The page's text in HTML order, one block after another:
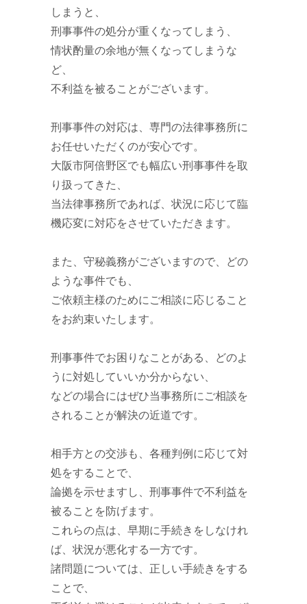
しまうと、
刑事事件の処分が重くなってしまう、
情状酌量の余地が無くなってしまうな
ど、
不利益を被ることがございます。
刑事事件の対応は、専門の法律事務所に
お任せいただくのが安心です。
大阪市阿倍野区でも幅広い刑事事件を取
り扱ってきた、
当法律事務所であれば、状況に応じて臨
機応変に対応をさせていただきます。
また、守秘義務がございますので、どの
ような事件でも、
ご依頼主様のためにご相談に応じること
をお約束いたします。
刑事事件でお困りなことがある、どのよ
うに対処していいか分からない、
などの場合にはぜひ当事務所にご相談を
されることが解決の近道です。
相手方との交渉も、各種判例に応じて対
処をすることで、
論拠を示せますし、刑事事件で不利益を
被ることを防げます。
これらの点は、早期に手続きをしなけれ
ば、状況が悪化する一方です。
諸問題については、正しい手続きをする
ことで、